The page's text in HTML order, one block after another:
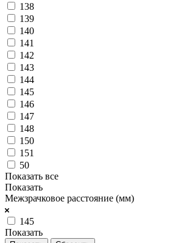
138
139
140
141
142
143
144
145
146
147
148
150
151
50
Показать все
Показать
Межзрачковое расстояние (мм)
145
Показать